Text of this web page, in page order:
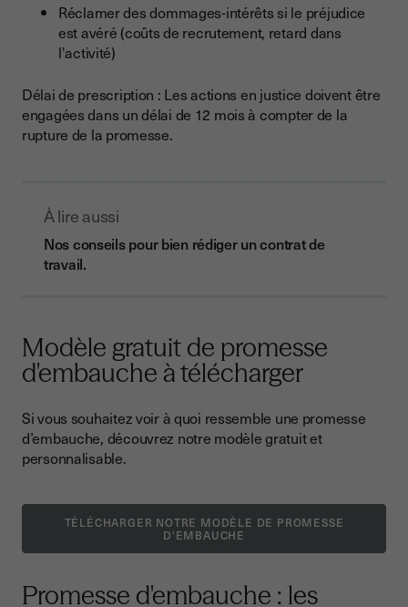
Réclamer des dommages-intérêts si le préjudice
est avéré (coûts de recrutement, retard dans
l'activité)
Délai de prescription : Les actions en justice doivent être
engagées dans un délai de 12 mois à compter de la
rupture de la promesse.
À lire aussi
Nos conseils pour bien rédiger un contrat de
travail.
Modèle gratuit de promesse
d'embauche à télécharger
Si vous souhaitez voir à quoi ressemble une promesse
d’embauche, découvrez notre modèle gratuit et
personnalisable.
TÉLÉCHARGER NOTRE MODÈLE DE PROMESSE
D'EMBAUCHE
Promesse d'embauche : les